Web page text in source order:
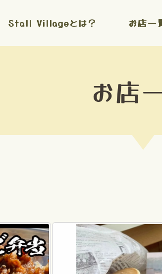
Stall Villageとは？ お店一
お店